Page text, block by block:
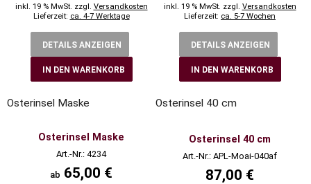
inkl. 19 % MwSt. zzgl. Versandkosten
Lieferzeit: ca. 4-7 Werktage
DETAILS ANZEIGEN
IN DEN WARENKORB
inkl. 19 % MwSt. zzgl. Versandkosten
Lieferzeit: ca. 5-7 Wochen
DETAILS ANZEIGEN
IN DEN WARENKORB
Osterinsel Maske
Osterinsel Maske
Art.-Nr.: 4234
ab 65,00 €
Osterinsel 40 cm
Osterinsel 40 cm
Art.-Nr.: APL-Moai-040af
87,00 €